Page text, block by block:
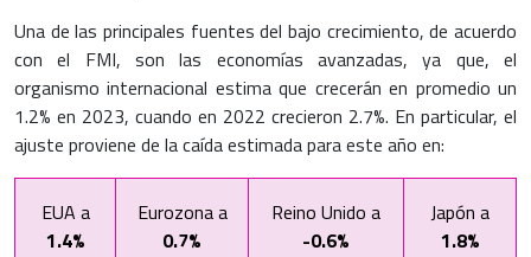
Una de las principales fuentes del bajo crecimiento, de acuerdo
con el FMI, son las economías avanzadas, ya que, el
organismo internacional estima que crecerán en promedio un
1.2% en 2023, cuando en 2022 crecieron 2.7%. En particular, el
ajuste proviene de la caída estimada para este año en:
EUA a
1.4%
Eurozona a
0.7%
Reino Unido a
-0.6%
Japón a
1.8%